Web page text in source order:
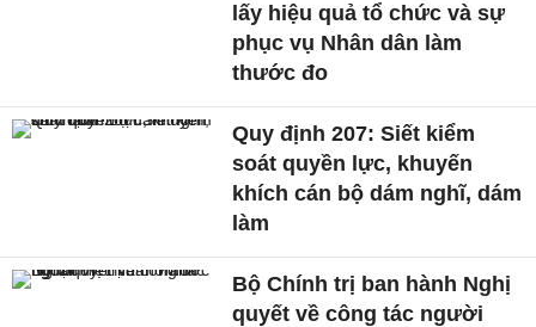
lấy hiệu quả tổ chức và sự
phục vụ Nhân dân làm
thước đo
Quy định 207: Siết kiểm
soát quyền lực, khuyến
khích cán bộ dám nghĩ, dám
làm
Bộ Chính trị ban hành Nghị
quyết về công tác người